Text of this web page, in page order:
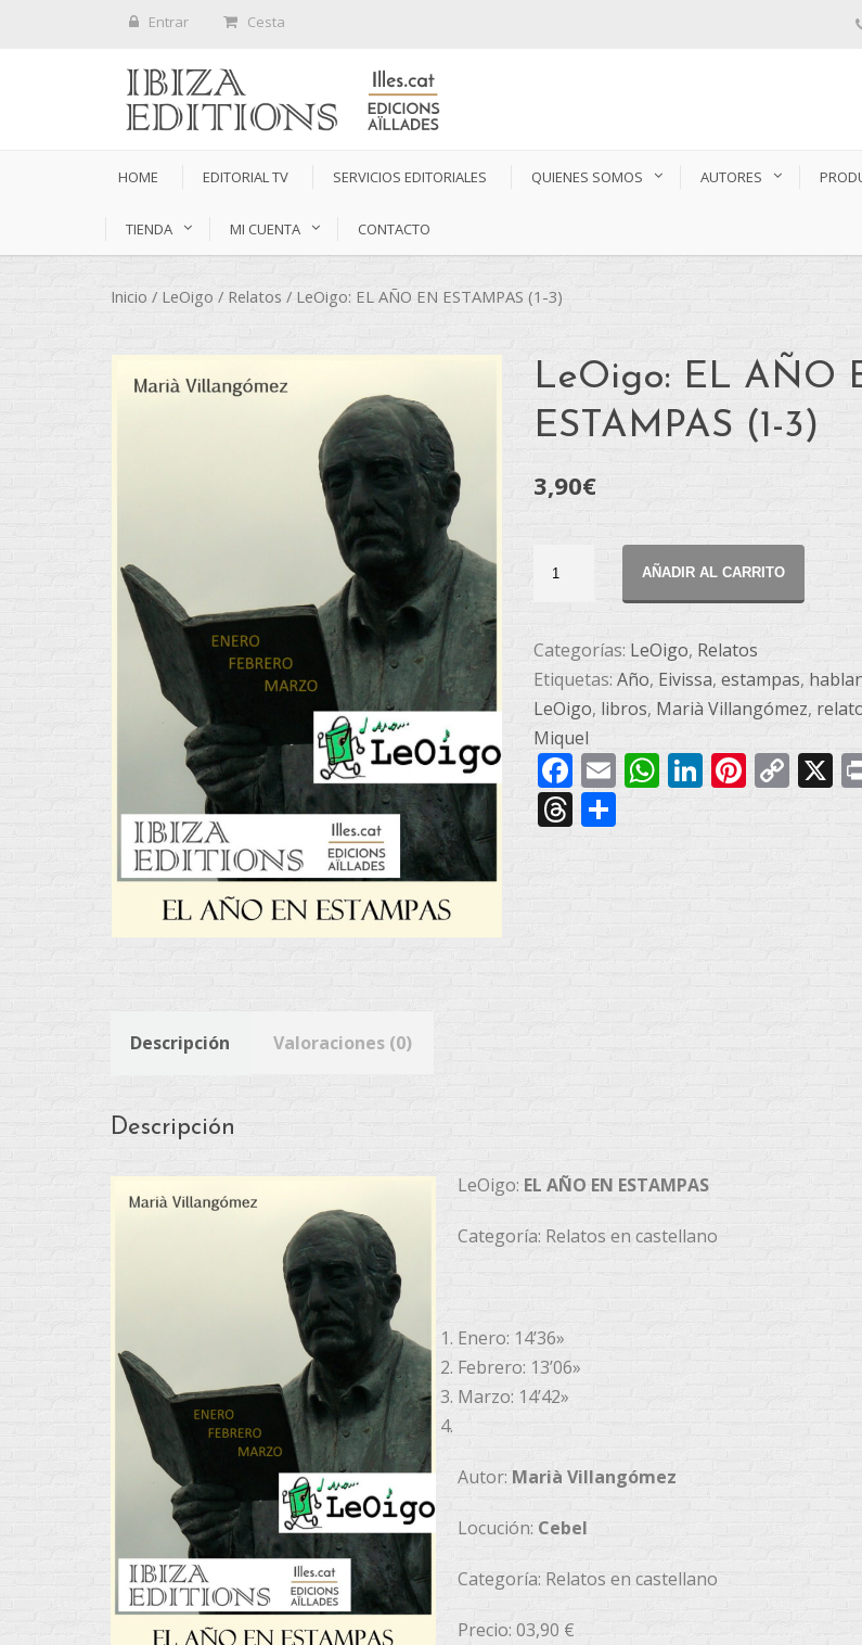
Entrar Cesta
HOME EDITORIAL TV SERVICIOS EDITORIALES QUIENES SOMOS AUTORES
TIENDA MI CUENTA CONTACTO
Inicio / LeOigo / Relatos / LeOigo: EL AÑO EN ESTAMPAS (1-3)
LeOigo: EL AÑO
ESTAMPAS (1-3)
3,90€
EN
ESTAMPAS
(1-
3)
cantidad
AÑADIR AL CARRITO
Categorías: LeOigo, Relatos
Etiquetas: Año, Eivissa, estampas,
LeOigo, libros, Marià Villangómez,
Miquel
Facebook
EmailWhatsApp
LinkedInX
Threads
Descripción Valoraciones (0)
Descripción
LeOigo: EL AÑO EN ESTAMPAS
Categoría: Relatos en castellano
Enero: 14’36»
Febrero: 13’06»
Marzo: 14’42»
Autor: Marià Villangómez
Locución: Cebel
Categoría: Relatos en castellano
Precio: 03,90 €